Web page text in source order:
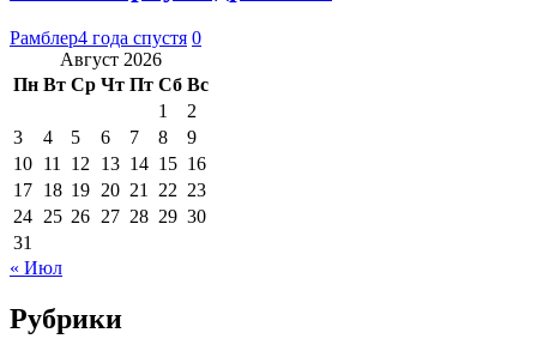
Рамблер4 года спустя 0
Август 2026
Пн Вт Ср Чт Пт Сб Вс
1
2
3
4 5 6 7 8
9
10 11 12 13 14 15 16
17 18 19 20 21 22 23
24 25 26 27 28 29 30
31
« Июл
Рубрики